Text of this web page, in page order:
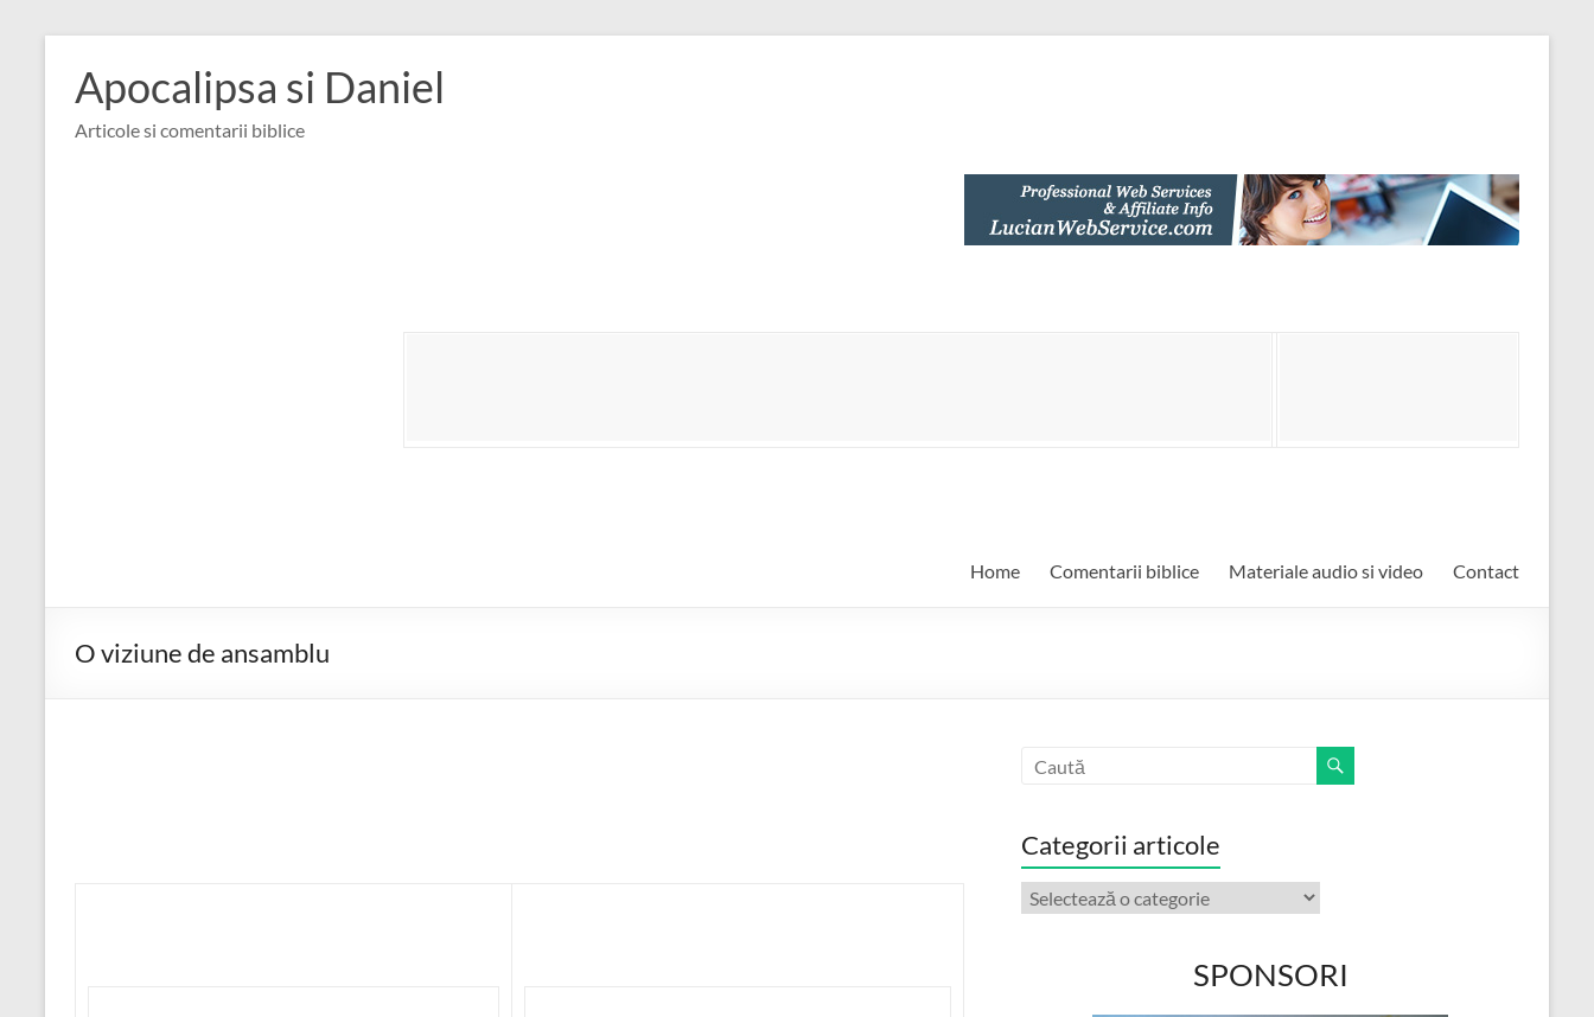
content
Apocalipsa si Daniel
Articole si comentarii biblice
Home Comentarii biblice Materiale audio si video Contact
O viziune de ansamblu
Categorii articole
Categorii
articole
SPONSORI